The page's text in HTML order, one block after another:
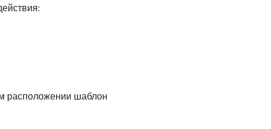
расположении шаблон